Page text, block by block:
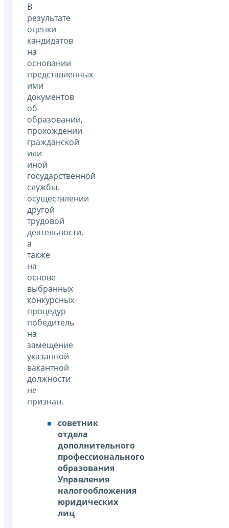
В
результате
оценки
кандидатов
на
основании
представленных
ими
документов
об
образовании,
прохождении
гражданской
или
иной
государственной
службы,
осуществлении
другой
трудовой
деятельности,
а
также
на
основе
выбранных
конкурсных
процедур
победитель
на
замещение
указанной
вакантной
должности
не
признан.
советник
отдела
дополнительного
профессионального
образования
Управления
налогообложения
юридических
лиц